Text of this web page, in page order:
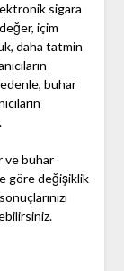
sigara
içim
daha tatmin
buhar
ve buhar
göre değişiklik